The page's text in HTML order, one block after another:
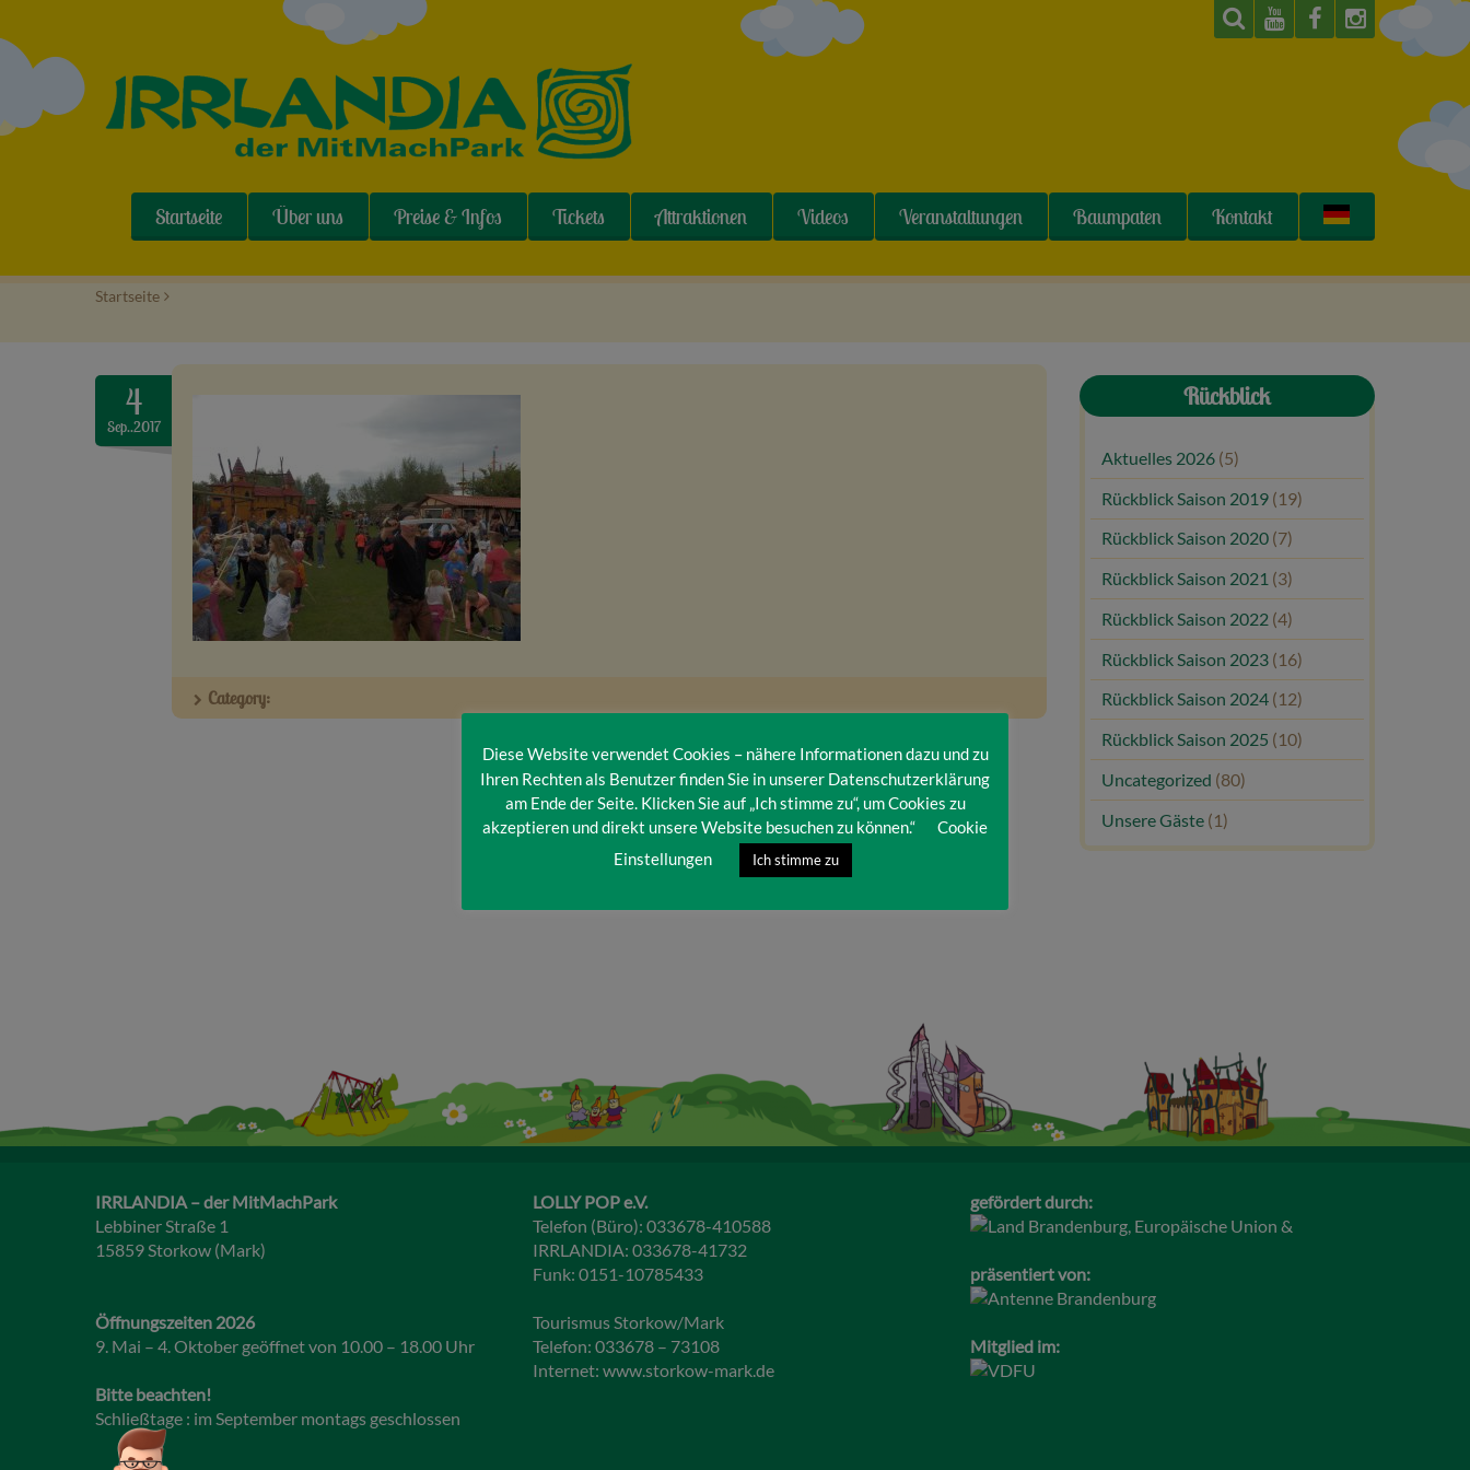
Startseite Über uns Preise & Infos Tickets Attraktionen Videos Veranstaltungen Baumpaten Kontakt
Startseite >
4
Sep..2017
Category:
Rückblick
Aktuelles 2026 (5)
Rückblick Saison 2019 (19)
Rückblick Saison 2020 (7)
Rückblick Saison 2021 (3)
Rückblick Saison 2022 (4)
Rückblick Saison 2023 (16)
Rückblick Saison 2024 (12)
Rückblick Saison 2025 (10)
Uncategorized (80)
Unsere Gäste (1)
IRRLANDIA – der MitMachPark
Lebbiner Straße 1
15859 Storkow (Mark)
Öffnungszeiten 2026
9. Mai – 4. Oktober geöffnet von 10.00 – 18.00 Uhr
Bitte beachten!
Schließtage : im September montags geschlossen
LOLLY POP e.V.
Telefon (Büro): 033678-410588
IRRLANDIA: 033678-41732
Funk: 0151-10785433
Tourismus Storkow/Mark
Telefon: 033678 – 73108
Internet: www.storkow-mark.de
gefördert durch:
präsentiert von:
Mitglied im:
Diese Website verwendet Cookies – nähere Informationen dazu und zu
Ihren Rechten als Benutzer finden Sie in unserer Datenschutzerklärung
am Ende der Seite. Klicken Sie auf „Ich stimme zu“, um Cookies zu
akzeptieren und direkt unsere Website besuchen zu können.“
Cookie
Einstellungen
Ich stimme zu